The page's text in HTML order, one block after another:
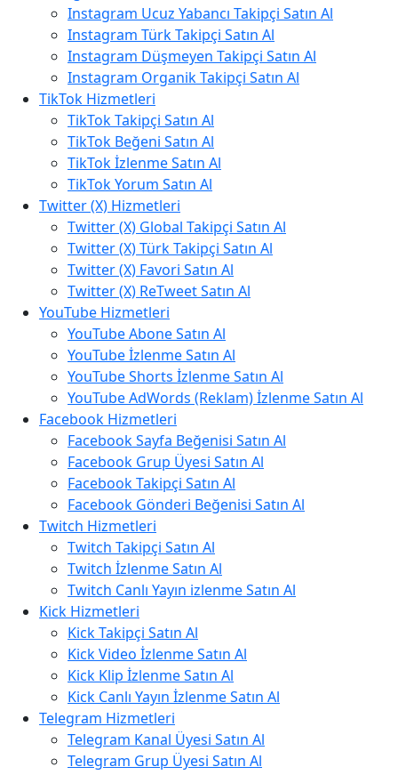
Instagram Ucuz Yabancı Takipçi Satın Al
Instagram Türk Takipçi Satın Al
Instagram Düşmeyen Takipçi Satın Al
Instagram Organik Takipçi Satın Al
TikTok Hizmetleri
TikTok Takipçi Satın Al
TikTok Beğeni Satın Al
TikTok İzlenme Satın Al
TikTok Yorum Satın Al
Twitter (X) Hizmetleri
Twitter (X) Global Takipçi Satın Al
Twitter (X) Türk Takipçi Satın Al
Twitter (X) Favori Satın Al
Twitter (X) ReTweet Satın Al
YouTube Hizmetleri
YouTube Abone Satın Al
YouTube İzlenme Satın Al
YouTube Shorts İzlenme Satın Al
YouTube AdWords (Reklam) İzlenme Satın Al
Facebook Hizmetleri
Facebook Sayfa Beğenisi Satın Al
Facebook Grup Üyesi Satın Al
Facebook Takipçi Satın Al
Facebook Gönderi Beğenisi Satın Al
Twitch Hizmetleri
Twitch Takipçi Satın Al
Twitch İzlenme Satın Al
Twitch Canlı Yayın izlenme Satın Al
Kick Hizmetleri
Kick Takipçi Satın Al
Kick Video İzlenme Satın Al
Kick Klip İzlenme Satın Al
Kick Canlı Yayın İzlenme Satın Al
Telegram Hizmetleri
Telegram Kanal Üyesi Satın Al
Telegram Grup Üyesi Satın Al